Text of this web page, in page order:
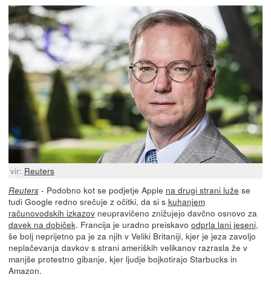
vir: Reuters
Reuters- Podobno kot se podjetje Apple na drugi strani luže se
tudi Google redno srečuje z očitki, da si s kuhanjem
računovodskih izkazovneupravičeno znižujejo davčno osnovo za
davek na dobiček. Francija je uradno preiskavo odprla lani jeseni,
še bolj neprijetno pa je za njih v Veliki Britaniji, kjer je jeza zavoljo
neplačevanja davkov s strani ameriških velikanov razrasla že v
manjše protestno gibanje, kjer ljudje bojkotirajo Starbucks in
Amazon.